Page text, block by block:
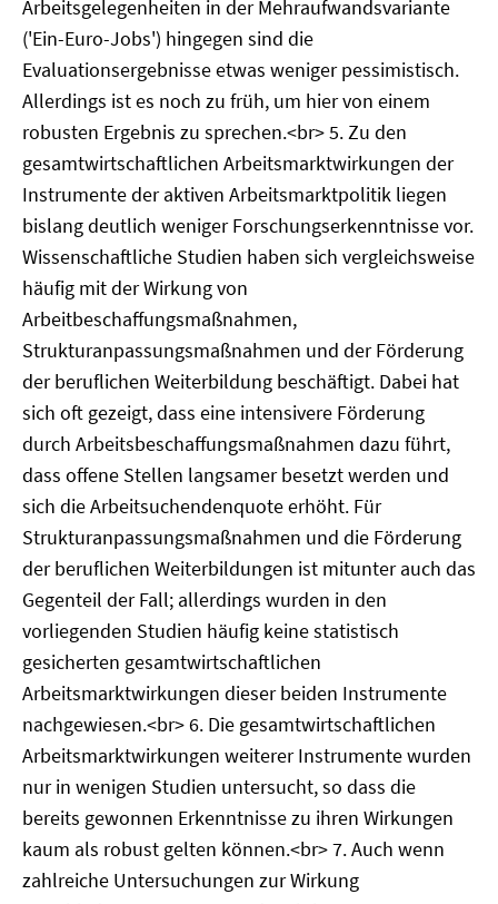
Arbeitsgelegenheiten in der Mehraufwandsvariante
('Ein-Euro-Jobs') hingegen sind die
Evaluationsergebnisse etwas weniger pessimistisch.
Allerdings ist es noch zu früh, um hier von einem
robusten Ergebnis zu sprechen.<br> 5. Zu den
gesamtwirtschaftlichen Arbeitsmarktwirkungen der
Instrumente der aktiven Arbeitsmarktpolitik liegen
bislang deutlich weniger Forschungserkenntnisse vor.
Wissenschaftliche Studien haben sich vergleichsweise
häufig mit der Wirkung von
Arbeitbeschaffungsmaßnahmen,
Strukturanpassungsmaßnahmen und der Förderung
der beruflichen Weiterbildung beschäftigt. Dabei hat
sich oft gezeigt, dass eine intensivere Förderung
durch Arbeitsbeschaffungsmaßnahmen dazu führt,
dass offene Stellen langsamer besetzt werden und
sich die Arbeitsuchendenquote erhöht. Für
Strukturanpassungsmaßnahmen und die Förderung
der beruflichen Weiterbildungen ist mitunter auch das
Gegenteil der Fall; allerdings wurden in den
vorliegenden Studien häufig keine statistisch
gesicherten gesamtwirtschaftlichen
Arbeitsmarktwirkungen dieser beiden Instrumente
nachgewiesen.<br> 6. Die gesamtwirtschaftlichen
Arbeitsmarktwirkungen weiterer Instrumente wurden
nur in wenigen Studien untersucht, so dass die
bereits gewonnen Erkenntnisse zu ihren Wirkungen
kaum als robust gelten können.<br> 7. Auch wenn
zahlreiche Untersuchungen zur Wirkung